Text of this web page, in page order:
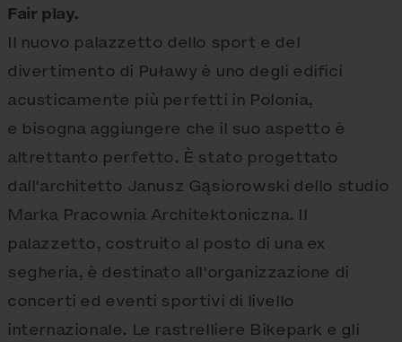
Fair play.
Il nuovo palazzetto dello sport e del
divertimento di Puławy è uno degli edifici
acusticamente più perfetti in Polonia,
e bisogna aggiungere che il suo aspetto è
altrettanto perfetto. È stato progettato
dall'architetto Janusz Gąsiorowski dello studio
Marka Pracownia Architektoniczna. Il
palazzetto, costruito al posto di una ex
segheria, è destinato all'organizzazione di
concerti ed eventi sportivi di livello
internazionale. Le rastrelliere Bikepark e gli